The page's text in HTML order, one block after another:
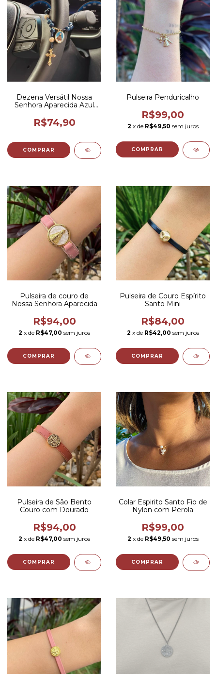
Dezena Versátil Nossa
Senhora Aparecida Azul
R$74,90
Pulseira Penduricalho
R$99,00
2 x de R$49,50 sem juros
Pulseira de couro de
Nossa Senhora Aparecida
R$94,00
2 x de R$47,00 sem juros
COMPRAR
Pulseira de Couro Espírito
Santo Mini
R$84,00
2 x de R$42,00 sem juros
COMPRAR
Pulseira de São Bento
Couro com Dourado
R$94,00
2 x de R$47,00 sem juros
COMPRAR
Colar Espirito Santo Fio de
Nylon com Perola
R$99,00
2 x de R$49,50 sem juros
COMPRAR